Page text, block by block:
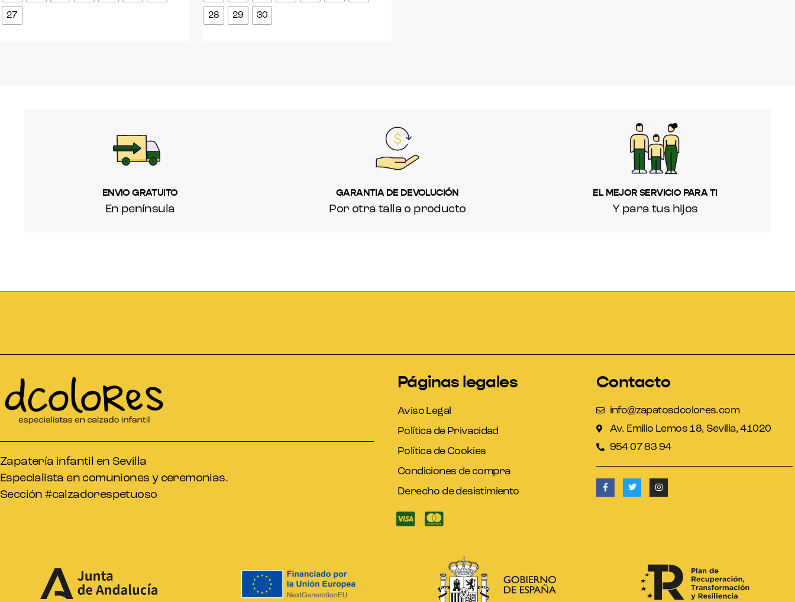
27 28 29 30
ENVIO GRATUITO
En península
GARANTIA DE DEVOLUCIÓN
Por otra talla o producto
EL MEJOR SERVICIO PARA TI
Y para tus hijos
Zapatería infantil en Sevilla
Especialista en comuniones y ceremonias.
Sección #calzadorespetuoso
Páginas legales
Aviso Legal
Política de Privacidad
Política de Cookies
Condiciones de compra
Derecho de desistimiento
Contacto
info@zapatosdcolores.com
Av. Emilio Lemos 18, Sevilla, 41020
954 07 83 94